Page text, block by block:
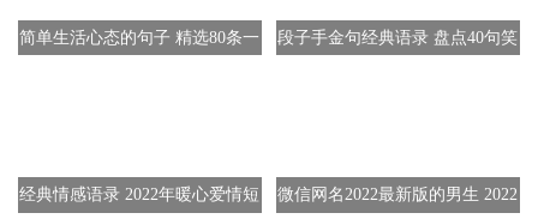
简单生活心态的句子 精选80条一
段子手金句经典语录 盘点40句笑
经典情感语录 2022年暖心爱情短
微信网名2022最新版的男生 2022